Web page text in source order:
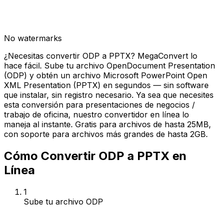
No watermarks
¿Necesitas convertir ODP a PPTX? MegaConvert lo
hace fácil. Sube tu archivo OpenDocument Presentation
(ODP) y obtén un archivo Microsoft PowerPoint Open
XML Presentation (PPTX) en segundos — sin software
que instalar, sin registro necesario. Ya sea que necesites
esta conversión para presentaciones de negocios /
trabajo de oficina, nuestro convertidor en línea lo
maneja al instante. Gratis para archivos de hasta 25MB,
con soporte para archivos más grandes de hasta 2GB.
Cómo Convertir ODP a PPTX en
Línea
1
Sube tu archivo ODP